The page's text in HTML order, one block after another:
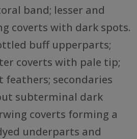
band; lesser and
coverts with dark spots.
buff upperparts;
coverts with pale tip;
secondaries
subterminal dark
coverts forming a
underparts and